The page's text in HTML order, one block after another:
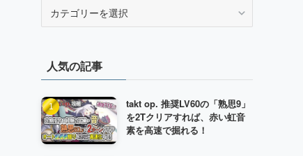
ー人気の記事
takt op. 推奨LV60の「熟思9」
を2Tクリアすれば、赤い虹音
素を高速で掘れる！